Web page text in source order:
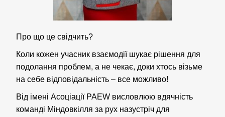
Про що це свідчить?
Коли кожен учасник взаємодії шукає рішення для
подолання проблем, а не чекає, доки хтось візьме
на себе відповідальність – все можливо!
Від імені Асоціації PAEW висловлюю вдячність
команді Міндовкілля за рух назустріч для